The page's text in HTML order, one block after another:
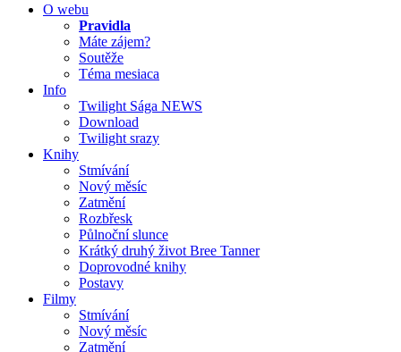
O webu
Pravidla
Máte zájem?
Soutěže
Téma mesiaca
Info
Twilight Sága NEWS
Download
Twilight srazy
Knihy
Stmívání
Nový měsíc
Zatmění
Rozbřesk
Půlnoční slunce
Krátký druhý život Bree Tanner
Doprovodné knihy
Postavy
Filmy
Stmívání
Nový měsíc
Zatmění